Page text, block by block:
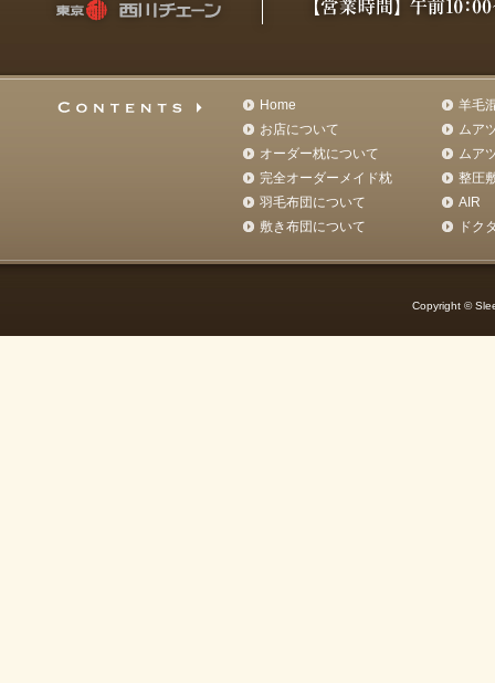
Home
お店について
オーダー枕について
完全オーダーメイド枕
羽毛布団について
敷き布団について
羊毛
ムア
ムア
整圧
AIR
ドク
Copyright ©